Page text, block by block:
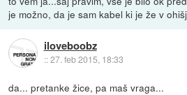
je možno, da je sam kabel ki je že v
iloveboobz
::27. feb 2015, 18:33
da... pretanke žice, pa maš vraga...